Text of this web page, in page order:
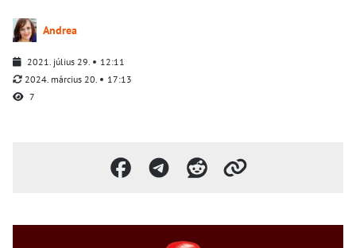
Andrea
2021. július 29.
12:11
2024. március 20.
17:13
7